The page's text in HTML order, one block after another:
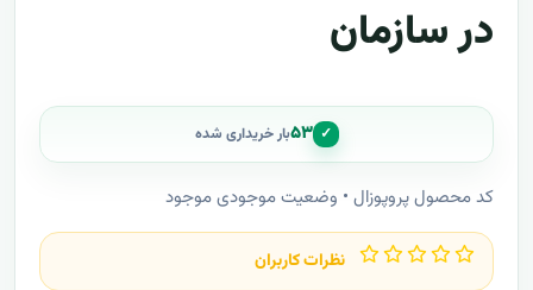
در سازمان
✓ ۵۳بار خریداری شده
کد محصول پروپوزال • وضعیت موجودی موجود
نظرات کاربران